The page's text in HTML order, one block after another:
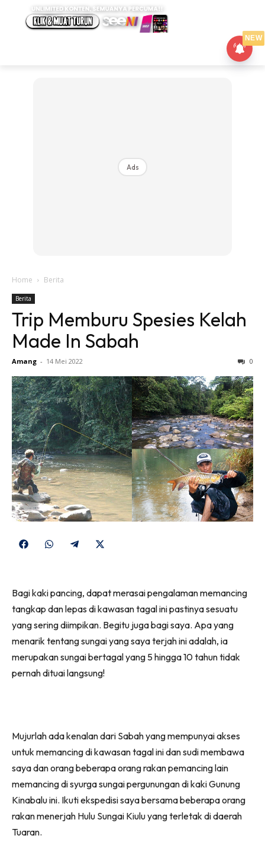
Ads
Home Berita
Berita
Trip Memburu Spesies Kelah
Made In Sabah
Amang - 14 Mei 2022 0
Share
Share
Share
(Twitter)
Bagi kaki pancing, dapat merasai pengalaman memancing
tangkap dan lepas di kawasan tagal ini pastinya sesuatu
yang sering diimpikan. Begitu juga bagi saya. Apa yang
menarik tentang sungai yang saya terjah ini adalah, ia
merupakan sungai bertagal yang 5 hingga 10 tahun tidak
pernah dituai langsung!
Mujurlah ada kenalan dari Sabah yang mempunyai akses
untuk memancing di kawasan tagal ini dan sudi membawa
saya dan orang beberapa orang rakan pemancing lain
memancing di syurga sungai pergunungan di kaki Gunung
Kinabalu ini. Ikuti ekspedisi saya bersama beberapa orang
rakan menerjah Hulu Sungai Kiulu yang terletak di daerah
Tuaran.
NEW